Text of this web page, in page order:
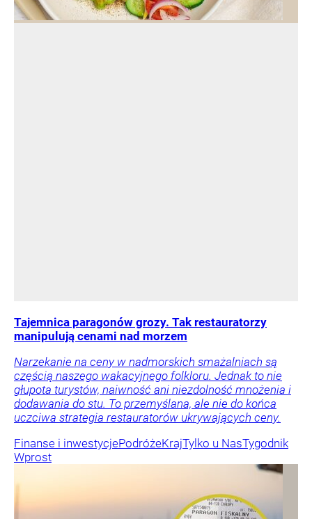
Tajemnica paragonów grozy. Tak restauratorzy
manipulują cenami nad morzem
Narzekanie na ceny w nadmorskich smażalniach są
częścią naszego wakacyjnego folkloru. Jednak to nie
głupota turystów, naiwność ani niezdolność mnożenia i
dodawania do stu. To przemyślana, ale nie do końca
uczciwa strategia restauratorów ukrywających ceny.
Finanse i inwestycjePodróżeKrajTylko u NasTygodnik
Wprost